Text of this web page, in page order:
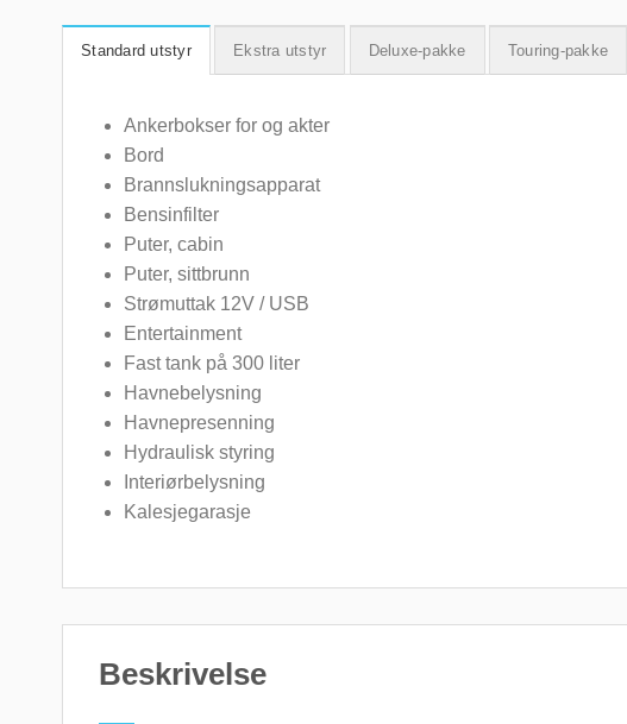
Standard utstyr Ekstra utstyr Deluxe-pakke Touring-pakke
Ankerbokser for og akter
Bord
Brannslukningsapparat
Bensinfilter
Puter, cabin
Puter, sittbrunn
Strømuttak 12V / USB
Entertainment
Fast tank på 300 liter
Havnebelysning
Havnepresenning
Hydraulisk styring
Interiørbelysning
Kalesjegarasje
Beskrivelse